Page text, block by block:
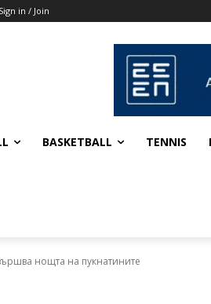
Sign in / Join
BASKETBALL TENNIS
нощта на пукнатините